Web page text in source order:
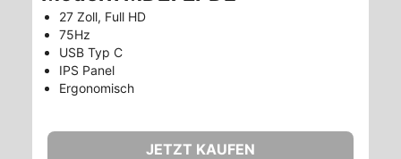
27 Zoll, Full HD
75Hz
USB Typ C
IPS Panel
Ergonomisch
JETZT KAUFEN